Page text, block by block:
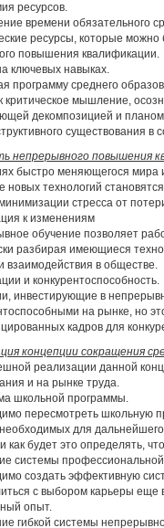
ресурсов.
времени обязательного
ресурсы, которые
повышения квалификации.
ключевых навыках.
программу среднего
критическое мышление,
декомпозицией и
существования в
непрерывного повышения
быстро меняющегося
новых технологий
стресса от
к изменениям
обучение позволяет
разбирая имеющиеся
взаимодействия в обществе.
и конкурентоспособность.
инвестирующие в
на рынке, но
кадров для
концепции сокращения
реализации данной
и на рынке труда.
школьной программы.
пересмотреть школьную
для
как будет это определять,
системы
создать эффективную
с выбором карьеры еще
опыт.
гибкой системы